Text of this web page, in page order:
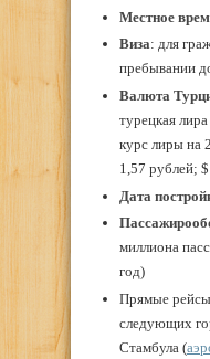
Местное
Виза: для
пребывании
Валюта
турецкая
курс лиры на
1,57 рублей;
Дата
миллиона
год)
Прямые
следующих
Стамбула (